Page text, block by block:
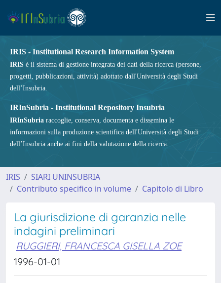
IRIS - Institutional Research Information System
IRIS è il sistema di gestione integrata dei dati della ricerca (persone,
progetti, pubblicazioni, attività) adottato dall'Università degli Studi
dell’Insubria.
IRInSubria - Institutional Repository Insubria
IRInSubria raccoglie, conserva, documenta e dissemina le
informazioni sulla produzione scientifica dell'Università degli Studi
dell’Insubria anche ai fini della valutazione della ricerca.
IRIS
SIARI UNINSUBRIA
Contributo specifico in volume
Capitolo di Libro
La giurisdizione di garanzia nelle
indagini preliminari
RUGGIERI, FRANCESCA GISELLA ZOE
1996-01-01